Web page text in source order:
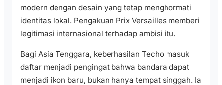
modern dengan desain yang tetap menghormati
identitas lokal. Pengakuan Prix Versailles memberi
legitimasi internasional terhadap ambisi itu.
Bagi Asia Tenggara, keberhasilan Techo masuk
daftar menjadi pengingat bahwa bandara dapat
menjadi ikon baru, bukan hanya tempat singgah. Ia